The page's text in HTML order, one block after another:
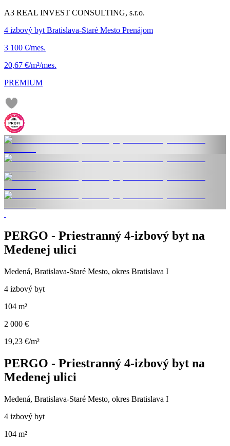
A3 REAL INVEST CONSULTING, s.r.o.
4 izbový byt Bratislava-Staré Mesto Prenájom
3 100 €/mes.
20,67 €/m²/mes.
PREMIUM
PERGO - Priestranný 4-izbový byt na
Medenej ulici
Medená, Bratislava-Staré Mesto, okres Bratislava I
4 izbový byt
104 m²
2 000 €
19,23 €/m²
PERGO - Priestranný 4-izbový byt na
Medenej ulici
Medená, Bratislava-Staré Mesto, okres Bratislava I
4 izbový byt
104 m²